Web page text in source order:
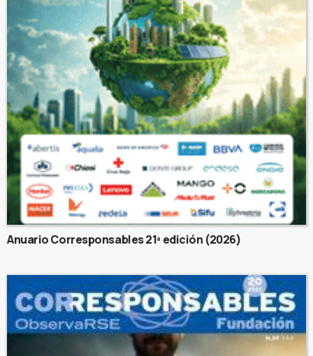
Anuario Corresponsables 21ª edición (2026)